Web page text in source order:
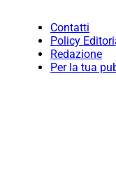
Contatti
Policy
Redazione
Per la tua